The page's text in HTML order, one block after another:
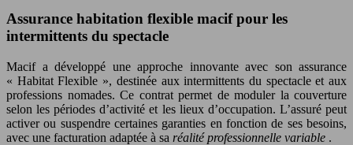
Assurance habitation flexible macif pour les
intermittents du spectacle
Macif a développé une approche innovante avec son assurance
« Habitat Flexible », destinée aux intermittents du spectacle et aux
professions nomades. Ce contrat permet de moduler la couverture
selon les périodes d’activité et les lieux d’occupation. L’assuré peut
activer ou suspendre certaines garanties en fonction de ses besoins,
avec une facturation adaptée à sa réalité professionnelle variable .